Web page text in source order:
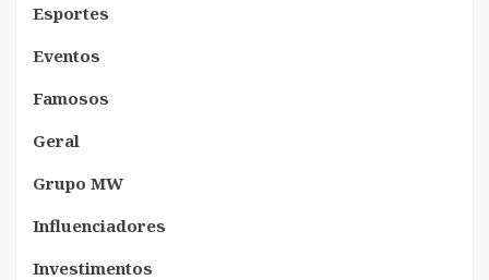
Esportes
Eventos
Famosos
Geral
Grupo MW
Influenciadores
Investimentos